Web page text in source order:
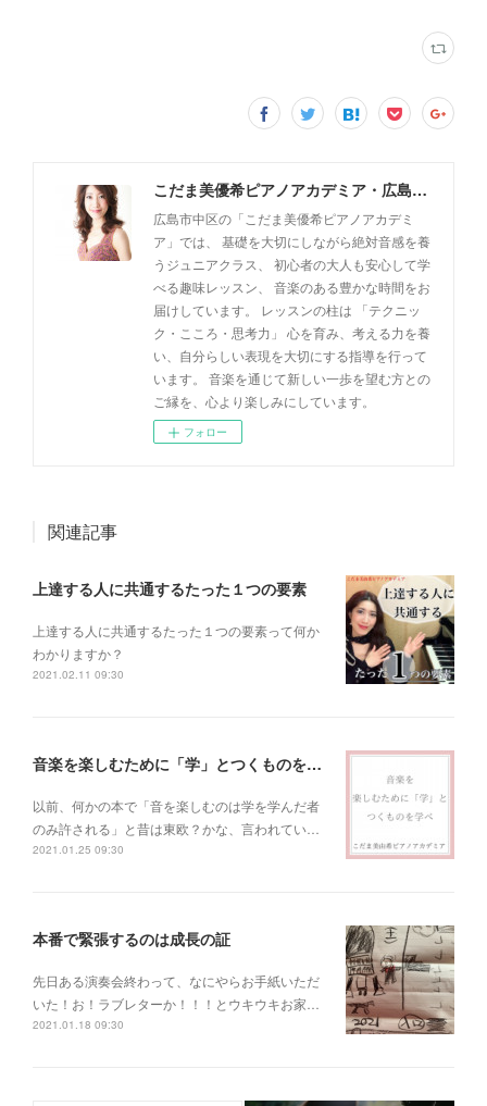
こだま美優希ピアノアカデミア・広島市中区
広島市中区の「こだま美優希ピアノアカデミ
ア」では、 基礎を大切にしながら絶対音感を養
うジュニアクラス、 初心者の大人も安心して学
べる趣味レッスン、 音楽のある豊かな時間をお
届けしています。 レッスンの柱は 「テクニッ
ク・こころ・思考力」 心を育み、考える力を養
い、自分らしい表現を大切にする指導を行って
います。 音楽を通じて新しい一歩を望む方との
ご縁を、心より楽しみにしています。
フォロー
関連記事
上達する人に共通するたった１つの要素
上達する人に共通するたった１つの要素って何か
わかりますか？
2021.02.11 09:30
音楽を楽しむために「学」とつくものを学べ！
以前、何かの本で「音を楽しむのは学を学んだ者
のみ許される」と昔は東欧？かな、言われてい…
2021.01.25 09:30
本番で緊張するのは成長の証
先日ある演奏会終わって、なにやらお手紙いただ
いた！お！ラブレターか！！！とウキウキお家…
2021.01.18 09:30